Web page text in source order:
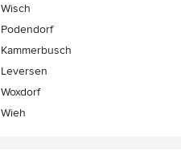
Wisch
Podendorf
Kammerbusch
Leversen
Woxdorf
Wieh